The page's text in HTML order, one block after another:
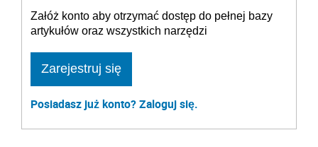
Załóż konto aby otrzymać dostęp do pełnej bazy
artykułów oraz wszystkich narzędzi
Zarejestruj się
Posiadasz już konto? Zaloguj się.